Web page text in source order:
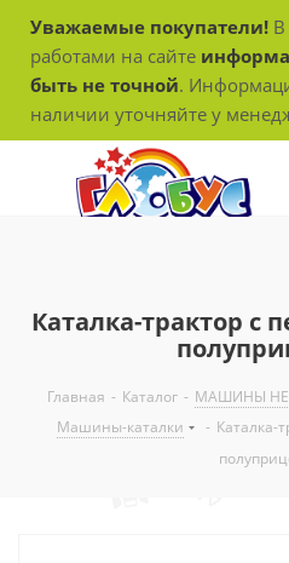
Уважаемые покупатели! В
работами на сайте
быть не точной.
наличии уточняйте у
Каталка-трактор с
Главная - Каталог - МАШИНЫ
Машины-каталки
- Каталка-